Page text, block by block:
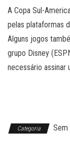
A Copa Sul-
pelas plataformas
Alguns jogos
grupo Disney
necessário assinar
Categoria Sem